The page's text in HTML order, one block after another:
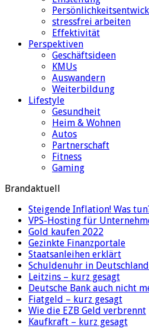
stressfrei arbeiten
Effektivität
Perspektiven
Geschäftsideen
KMUs
Auswandern
Weiterbildung
Lifestyle
Gesundheit
Heim & Wohnen
Autos
Partnerschaft
Fitness
Gaming
Brandaktuell
Steigende Inflation! Was
VPS-Hosting für
Gold kaufen 2022
Gezinkte Finanzportale
Staatsanleihen erklärt
Schuldenuhr in
Leitzins – kurz gesagt
Deutsche Bank auch nicht
Fiatgeld – kurz gesagt
Wie die EZB Geld verbrennt
Kaufkraft – kurz gesagt